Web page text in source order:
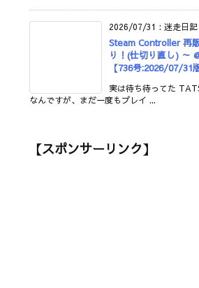
2026/07/31 : 迷走日記
Steam Controller 再
り！(仕切り直し) ～
【736号:2026/07/31
実は待ち待ってた
なんですが、まだ一度もプレイ ...
【スポンサーリンク】